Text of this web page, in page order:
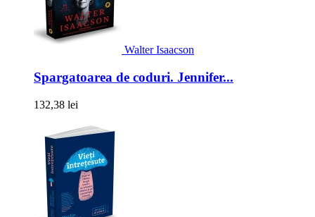
Walter Isaacson
Spargatoarea de coduri. Jennifer...
132,38 lei